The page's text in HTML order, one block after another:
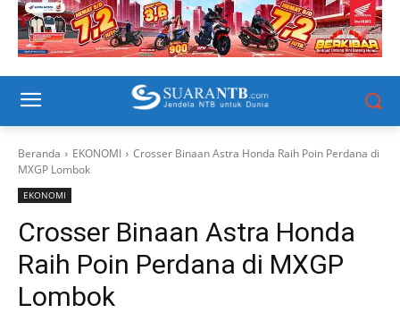
Beranda EKONOMI
Crosser Binaan Astra Honda Raih Poin Perdana di
MXGP Lombok
EKONOMI
Crosser Binaan Astra Honda
Raih Poin Perdana di MXGP
Lombok